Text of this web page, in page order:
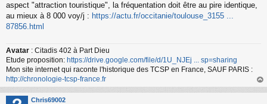
g
e
n
l
u
aspect "attraction touristique", la fréquentation doit être au pire identique,
au mieux à 8 000 voy/j : https://actu.fr/occitanie/toulouse_3155 ...
87856.html
Avatar : Citadis 402 à Part Dieu
Etude proposition: https://drive.google.com/file/d/1U_NJEj ... sp=sharing
Mon site internet qui raconte l'historique des TCSP en France, SAUF PARIS :
http://chronologie-tcsp-france.fr
au
Chris69002